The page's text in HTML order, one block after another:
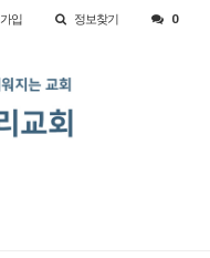
가입 정보찾기 0